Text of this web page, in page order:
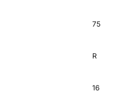
75
R
16